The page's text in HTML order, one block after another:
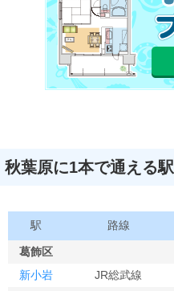
秋葉原に1本で通える駅
駅 路線
葛飾区
新小岩
JR総武線